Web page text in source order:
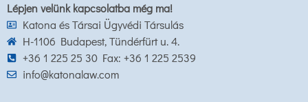
Lépjen velünk kapcsolatba még ma!
Katona és Társai Ügyvédi Társulás
H-1106 Budapest, Tündérfürt u. 4.
+36 1 225 25 30 Fax: +36 1 225 2539
info@katonalaw.com